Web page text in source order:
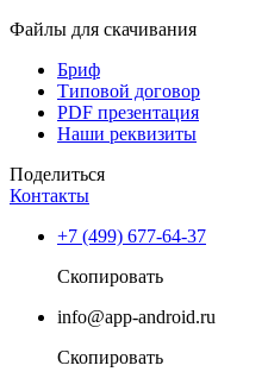
Файлы для скачивания
Бриф
Типовой договор
PDF презентация
Наши реквизиты
Поделиться
Контакты
+7 (499) 677-64-37
Скопировать
info@app-android.ru
Скопировать